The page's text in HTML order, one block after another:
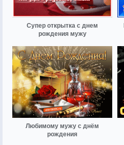
Супер открытка с днем
рождения мужу
Любимому мужу с днём
рождения